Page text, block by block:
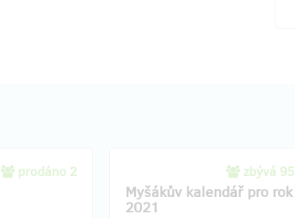
prodáno 2 zbývá 95
Myšákův kalendář pro rok
2021